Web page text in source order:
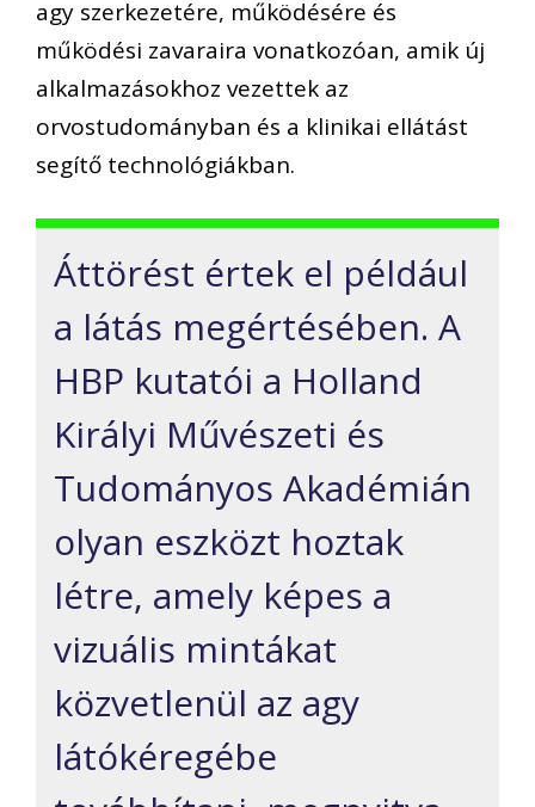
agy szerkezetére, működésére és
működési zavaraira vonatkozóan, amik új
alkalmazásokhoz vezettek az
orvostudományban és a klinikai ellátást
segítő technológiákban.
Áttörést értek el például
a látás megértésében. A
HBP kutatói a Holland
Királyi Művészeti és
Tudományos Akadémián
olyan eszközt hoztak
létre, amely képes a
vizuális mintákat
közvetlenül az agy
látókéregébe